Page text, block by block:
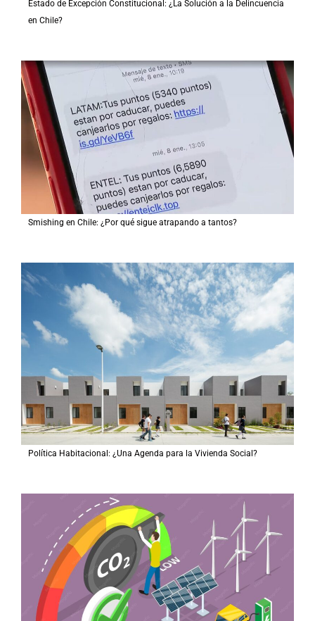
Estado de Excepción Constitucional: ¿La Solución a la Delincuencia
en Chile?
Smishing en Chile: ¿Por qué sigue atrapando a tantos?
Política Habitacional: ¿Una Agenda para la Vivienda Social?